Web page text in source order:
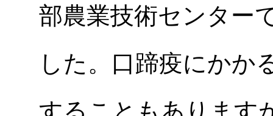
部農業技術センター
した。口蹄疫にかか